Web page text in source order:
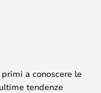
a conoscere le
tendenze